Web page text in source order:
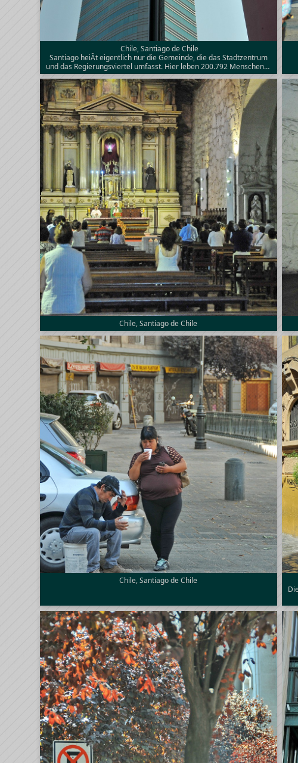
Chile, Santiago de Chile
Santiago heiÃt eigentlich nur die Gemeinde, die das Stadtzentrum
und das Regierungsviertel umfasst. Hier leben 200.792 Menschen…
Chile, Santiago de Chile
Chile, Santiago de Chile